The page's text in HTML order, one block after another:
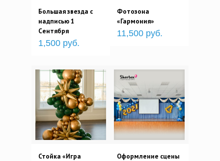
Большая звезда с
надписью 1
Сентября
1,500 руб.
Фотозона
«Гармония»
11,500 руб.
Стойка «Игра
Оформление сцены